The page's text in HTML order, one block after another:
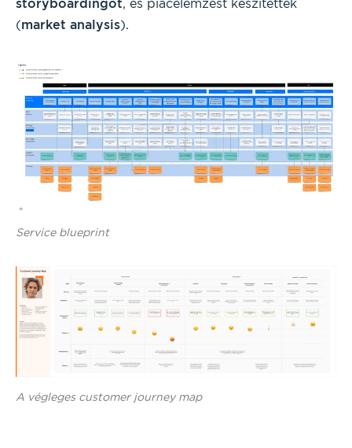
storyboardingot, és piacelemzést készítettek
(market analysis).
Service blueprint
A végleges customer journey map